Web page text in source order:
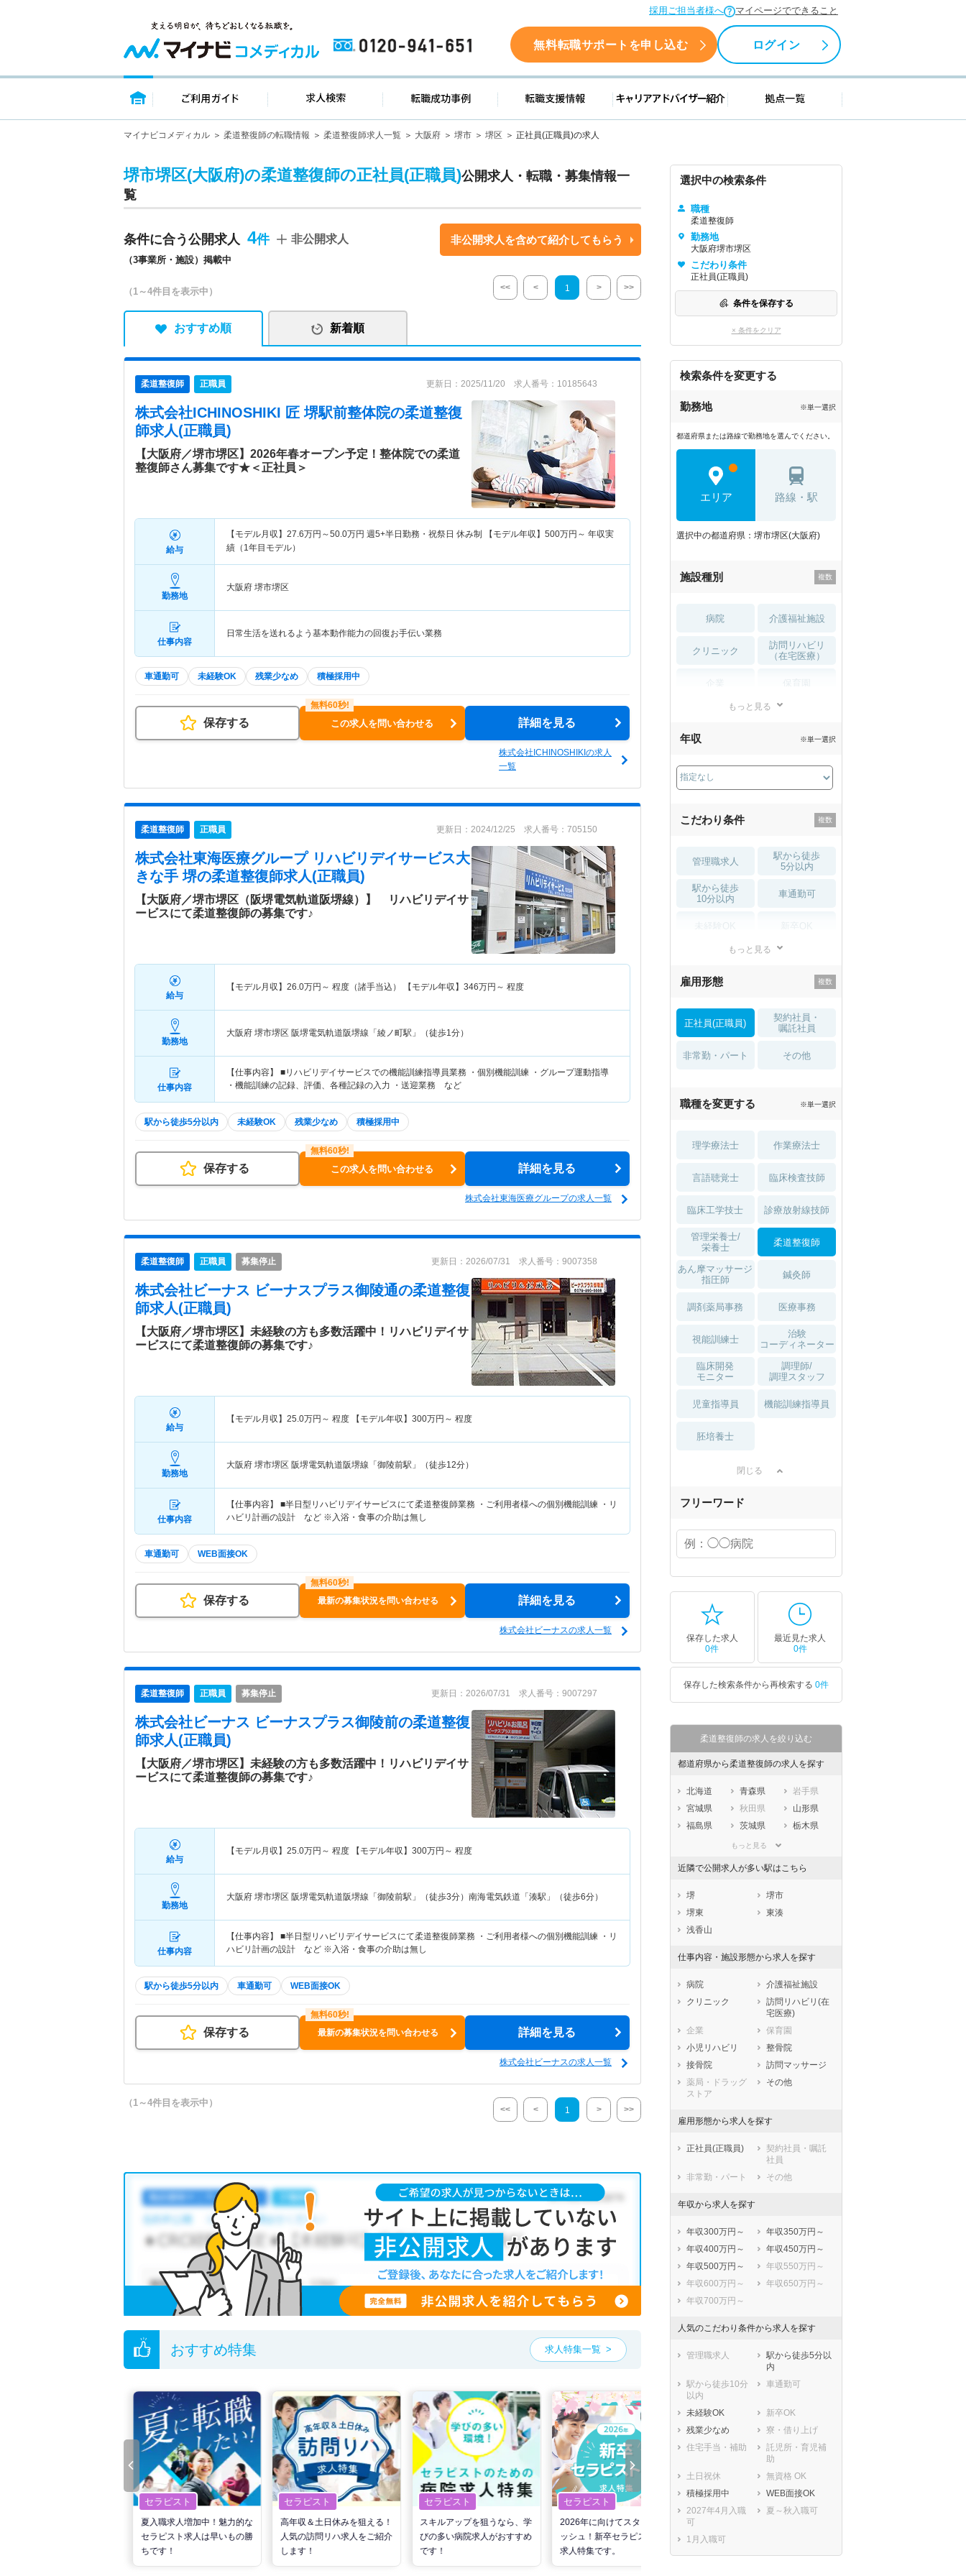
採用ご担当者様へ マイページでできること
0120-941-651 無料転職サポートを申し込む ログイン
トップページ ご利用ガイド 求人検索 転職成功事例 転職支援情報 キャリアアドバイザー紹介 拠点一覧
マイナビコメディカル 柔道整復師の転職情報 柔道整復師求人一覧 大阪府 堺市 堺区 正社員(正職員)の求人
堺市堺区(大阪府)の柔道整復師の正社員(正職員)公開求人・転職・募集情報一
覧
条件に合う公開求人 4
（3事業所・施設）掲載中
非公開求人 非公開求人を含めて紹介してもらう
（1～4件目を表示中） << < 1 > >>
おすすめ順 新着順
柔道整復師 正職員 更新日：2025/11/20 求人番号：10185643
株式会社ICHINOSHIKI 匠 堺駅前整体院の柔道整復
師求人(正職員)
【大阪府／堺市堺区】2026年春オープン予定！整体院での柔道
整復師さん募集です★＜正社員＞
給与
【モデル月収】 27.6万円～50.0万円 週5+半日勤務・祝祭日 休み制 【モデル年収】 500万円～ 年収実
績（1年目モデル）
勤務地
大阪府 堺市堺区
仕事内容
日常生活を送れるよう基本動作能力の回復お手伝い業務
車通勤可 未経験OK 残業少なめ 積極採用中
保存する この求人を問い合わせる 詳細を見る
株式会社ICHINOSHIKIの求人
一覧
柔道整復師 正職員 更新日：2024/12/25 求人番号：705150
株式会社東海医療グループ リハビリデイサービス大
きな手 堺の柔道整復師求人(正職員)
【大阪府／堺市堺区（阪堺電気軌道阪堺線）】 リハビリデイサ
ービスにて柔道整復師の募集です♪
給与
【モデル月収】 26.0万円～ 程度（諸手当込） 【モデル年収】 346万円～ 程度
勤務地
大阪府 堺市堺区 阪堺電気軌道阪堺線「綾ノ町駅」（徒歩1分）
仕事内容
【仕事内容】 ■リハビリデイサービスでの機能訓練指導員業務 ・個別機能訓練 ・グループ運動指導
・機能訓練の記録、評価、各種記録の入力 ・送迎業務 など
駅から徒歩5分以内 未経験OK 残業少なめ 積極採用中
保存する この求人を問い合わせる 詳細を見る
株式会社東海医療グループの求人一覧
柔道整復師 正職員 募集停止 更新日：2026/07/31 求人番号：9007358
株式会社ビーナス ビーナスプラス御陵通の柔道整復
師求人(正職員)
【大阪府／堺市堺区】未経験の方も多数活躍中！リハビリデイサ
ービスにて柔道整復師の募集です♪
給与
【モデル月収】 25.0万円～ 程度 【モデル年収】 300万円～ 程度
勤務地
大阪府 堺市堺区 阪堺電気軌道阪堺線「御陵前駅」（徒歩12分）
仕事内容
【仕事内容】 ■半日型リハビリデイサービスにて柔道整復師業務 ・ご利用者様への個別機能訓練 ・リ
ハビリ計画の設計 など ※入浴・食事の介助は無し
車通勤可 WEB面接OK
保存する 最新の募集状況を問い合わせる 詳細を見る
株式会社ビーナスの求人一覧
柔道整復師 正職員 募集停止 更新日：2026/07/31 求人番号：9007297
株式会社ビーナス ビーナスプラス御陵前の柔道整復
師求人(正職員)
【大阪府／堺市堺区】未経験の方も多数活躍中！リハビリデイサ
ービスにて柔道整復師の募集です♪
給与
【モデル月収】 25.0万円～ 程度 【モデル年収】 300万円～ 程度
勤務地
大阪府 堺市堺区 阪堺電気軌道阪堺線「御陵前駅」（徒歩3分）南海電気鉄道「湊駅」（徒歩6分）
仕事内容
【仕事内容】 ■半日型リハビリデイサービスにて柔道整復師業務 ・ご利用者様への個別機能訓練 ・リ
ハビリ計画の設計 など ※入浴・食事の介助は無し
駅から徒歩5分以内 車通勤可 WEB面接OK
保存する 最新の募集状況を問い合わせる 詳細を見る
株式会社ビーナスの求人一覧
（1～4件目を表示中）
<< < 1 > >>
おすすめ特集 求人特集一覧
セラピスト
夏入職求人増加中！魅力的な
セラピスト求人は早いもの勝
ちです！
セラピスト
高年収＆土日休みを狙える！
人気の訪問リハ求人をご紹介
します！
セラピスト
スキルアップを狙うなら、学
びの多い病院求人がおすすめ
です！
セラピスト
2026年に向けてスタートダ
ッシュ！新卒セラピスト向け
求人特集です。
に増加傾向の「介護施設」求
選択中の検索条件
職種
柔道整復師
勤務地
大阪府堺市堺区
こだわり条件
正社員(正職員)
条件を保存する
× 条件をクリア
検索条件を変更する
勤務地 ※単一選択
都道府県または路線で勤務地を選んでください。
エリア 路線・駅
選択中の都道府県：堺市堺区(大阪府)
施設種別
病院 介護福祉施設
クリニック
訪問リハビリ
（在宅医療）
薬局・
もっと見る
年収 ※単一選択
こだわり条件
管理職求人
駅から徒歩
5分以内
駅から徒歩
10分以内
車通勤可
住宅手当・補助
土日祝休 無資格 OK
積極採用中 WEB面接OK
もっと見る
雇用形態
正社員(正職員)
契約社員・
嘱託社員
非常勤・パート その他
職種を変更する ※単一選択
理学療法士 作業療法士
言語聴覚士 臨床検査技師
臨床工学技士 診療放射線技師
管理栄養士/
栄養士
柔道整復師
あん摩マッサージ
指圧師
鍼灸師
調剤薬局事務 医療事務
視能訓練士
治験
コーディネーター
臨床開発
モニター
調理師/
調理スタッフ
児童指導員 機能訓練指導員
胚培養士
閉じる
フリーワード
保存した求人
0件
最近見た求人
0件
保存した検索条件から再検索する 0件
柔道整復師の求人を絞り込む
都道府県から柔道整復師の求人を探す
北海道 青森県
岩手県
宮城県
秋田県
山形県
福島県
茨城県
栃木県
埼玉県
石川県
福井県
静岡県
愛知県
滋賀県
鳥取県
島根県
岡山県
広島県
山口県
徳島県
香川県
愛媛県
高知県
長崎県
熊本県
大分県
鹿児島県
沖縄県
もっと見る
近隣で公開求人が多い駅はこちら
堺
堺市
堺東
東湊
浅香山
仕事内容・施設形態から求人を探す
病院
介護福祉施設
クリニック
訪問リハビリ(在
宅医療)
企業
保育園
小児リハビリ
整骨院
接骨院
訪問マッサージ
薬局・ドラッグ
ストア
その他
雇用形態から求人を探す
正社員(正職員)
契約社員・嘱託
社員
非常勤・パート
その他
年収から求人を探す
年収300万円～
年収350万円～
年収400万円～
年収450万円～
年収500万円～
年収550万円～
年収600万円～
年収650万円～
年収700万円～
人気のこだわり条件から求人を探す
管理職求人
駅から徒歩5分以
内
駅から徒歩10分
以内
車通勤可
未経験OK
新卒OK
残業少なめ
寮・借り上げ
住宅手当・補助
託児所・育児補
助
土日祝休
無資格 OK
積極採用中
WEB面接OK
2027年4月入職
可
夏～秋入職可
1月入職可